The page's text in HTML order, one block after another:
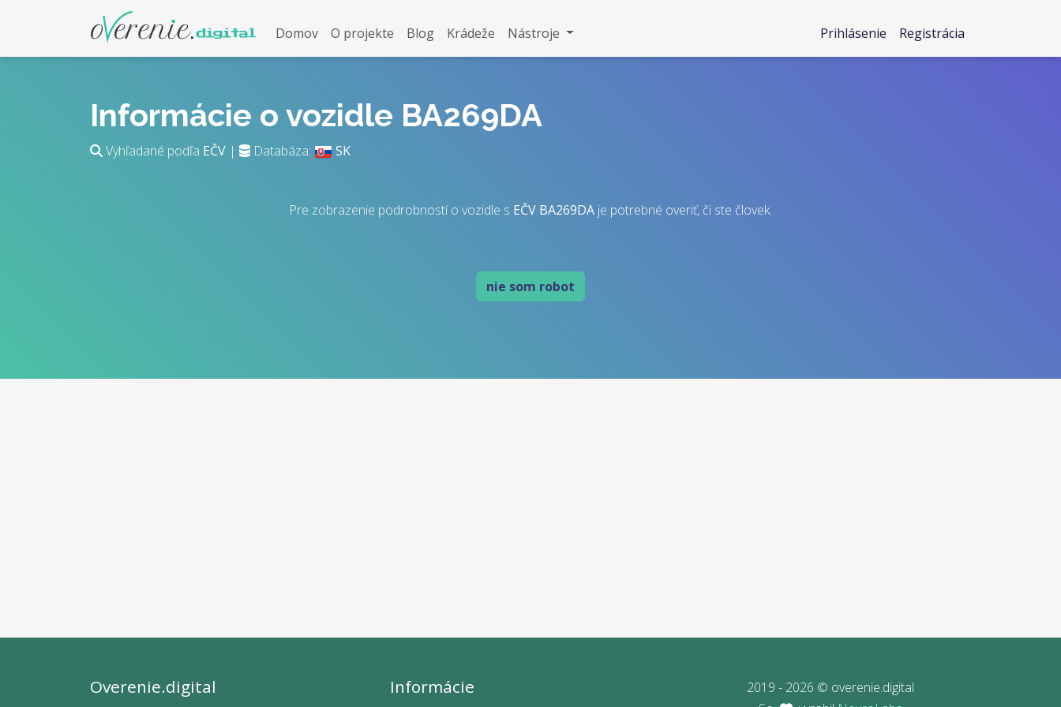
Domov O projekte Blog Krádeže Nástroje Prihlásenie Registrácia
Informácie o vozidle BA269DA
Vyhľadané podľa EČV | Databáza: SK
Pre zobrazenie podrobností o vozidle s EČV BA269DA je potrebné overiť, či ste človek.
nie som robot
Overenie.digital Informácie
2019 - 2026 © overenie.digital